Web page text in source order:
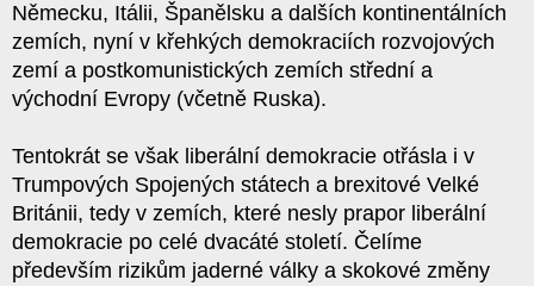
Německu, Itálii, Španělsku a dalších kontinentálních
zemích, nyní v křehkých demokraciích rozvojových
zemí a postkomunistických zemích střední a
východní Evropy (včetně Ruska).
Tentokrát se však liberální demokracie otřásla i v
Trumpových Spojených státech a brexitové Velké
Británii, tedy v zemích, které nesly prapor liberální
demokracie po celé dvacáté století. Čelíme
především rizikům jaderné války a skokové změny